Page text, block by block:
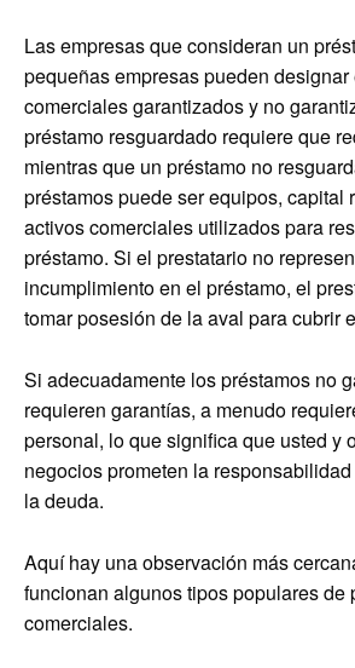
Las empresas que consideran un
pequeñas empresas pueden
comerciales garantizados y no
préstamo resguardado requiere que
mientras que un préstamo no
préstamos puede ser equipos, capital
activos comerciales utilizados para
préstamo. Si el prestatario no
incumplimiento en el préstamo, el
tomar posesión de la aval para cubrir
Si adecuadamente los préstamos no
requieren garantías, a menudo
personal, lo que significa que usted y
negocios prometen la
la deuda.
Aquí hay una observación más
funcionan algunos tipos populares de
comerciales.